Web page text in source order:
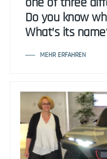
Do you know
What’s its
MEHR ERFAHREN